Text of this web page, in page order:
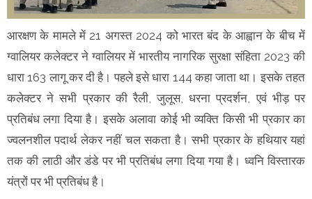
आरक्षण के मामले में 21 अगस्त 2024 को भारत बंद के आह्वान के बीच में
ग्वालियर कलेक्टर ने ग्वालियर में भारतीय नागरिक सुरक्षा संहिता 2023 की
धारा 163 लागू कर दी है। पहले इसे धारा 144 कहा जाता था। इसके तहत
कलेक्टर ने सभी प्रकार की रैली, जुलूस, धरना प्रदर्शन, एवं भीड़ पर
प्रतिबंध लगा दिया है। इसके अलावा कोई भी व्यक्ति किसी भी प्रकार का
ज्वलनशील पदार्थ लेकर नहीं चल सकता है। सभी प्रकार के हथियार यहां
तक की लाठी और डंडे पर भी प्रतिबंध लगा दिया गया है। ध्वनि विस्तारक
यंत्रों पर भी प्रतिबंध है।